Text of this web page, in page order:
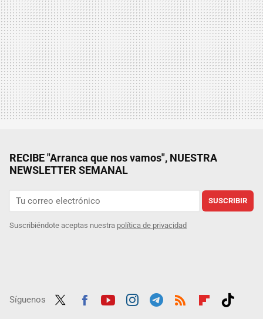
RECIBE "Arranca que nos vamos", NUESTRA
NEWSLETTER SEMANAL
SUSCRIBIR
Suscribiéndote aceptas nuestra política de privacidad
Síguenos